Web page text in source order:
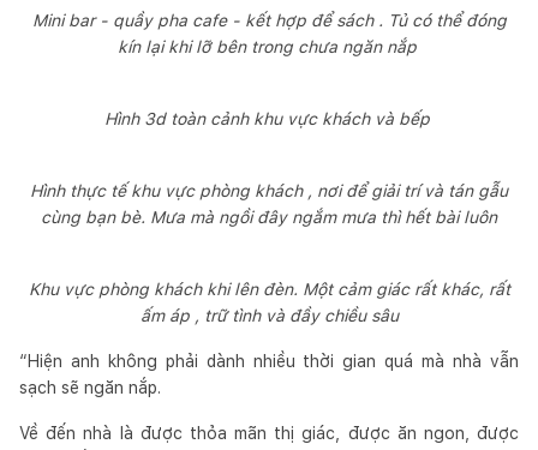
Mini bar - quầy pha cafe - kết hợp để sách . Tủ có thể đóng
kín lại khi lỡ bên trong chưa ngăn nắp
Hình 3d toàn cảnh khu vực khách và bếp
Hình thực tế khu vực phòng khách , nơi để giải trí và tán gẫu
cùng bạn bè. Mưa mà ngồi đây ngắm mưa thì hết bài luôn
Khu vực phòng khách khi lên đèn. Một cảm giác rất khác, rất
ấm áp , trữ tình và đầy chiều sâu
“Hiện anh không phải dành nhiều thời gian quá mà nhà vẫn
sạch sẽ ngăn nắp.
Về đến nhà là được thỏa mãn thị giác, được ăn ngon, được